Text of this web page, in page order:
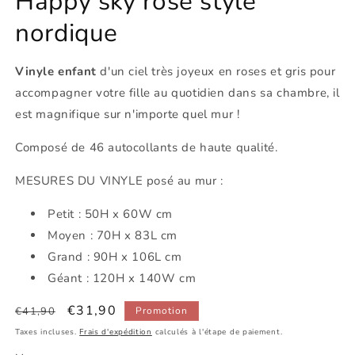
nordique
Vinyle enfant d'un ciel très joyeux en roses et gris pour
accompagner votre fille au quotidien dans sa chambre, il
est magnifique sur n'importe quel mur !
Composé de 46 autocollants de haute qualité.
MESURES DU VINYLE posé au mur :
Petit : 50H x 60W cm
Moyen : 70H x 83L cm
Grand : 90H x 106L cm
Géant : 120H x 140W cm
Prix
habituel
€41,90
Prix
promotionnel
€31,90 Promotion
Taxes incluses.Frais d'expédition calculés à l'étape de paiement.